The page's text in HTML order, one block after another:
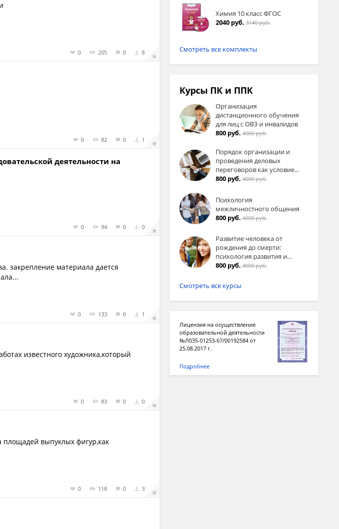
0 205 0 8
0 82 0 1
деятельности на
0 94 0 0
закрепление материала дается
0 133 0 1
известного художника,который
0 83 0 0
площадей выпуклых фигур,как
0 118 0 3
Химия 10 класс ФГОС
2040 руб. 3140 руб.
Смотреть все комплекты
Курсы ПК и ППК
Организация
дистанционного обучения
для лиц с ОВЗ и инвалидов
800 руб. 4000 руб.
Порядок организации и
проведения деловых
переговоров как условие...
800 руб. 4000 руб.
Психология
межличностного общения
800 руб. 4000 руб.
Развитие человека от
рождения до смерти:
психология развития и...
800 руб. 4000 руб.
Смотреть все курсы
Лицензия на осуществление
образовательной деятельности
№Л035-01253-67/00192584 от
25.08.2017 г.
Подробнее